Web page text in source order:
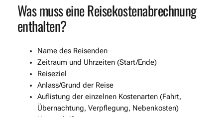
Was muss eine Reisekostenabrechnung
enthalten?
Name des Reisenden
Zeitraum und Uhrzeiten (Start/Ende)
Reiseziel
Anlass/Grund der Reise
Auflistung der einzelnen Kostenarten (Fahrt,
Übernachtung, Verpflegung, Nebenkosten)